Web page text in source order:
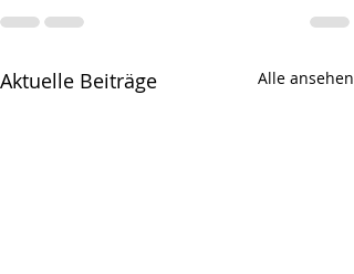
Aktuelle Beiträge Alle ansehen